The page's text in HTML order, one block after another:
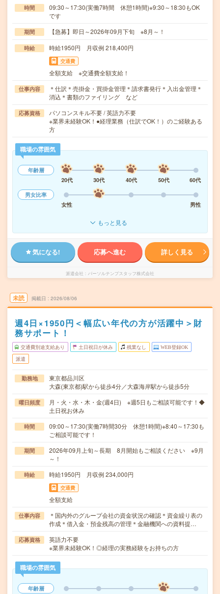
時間
09:30～17:30(実働7時間 休憩1時間)※9:30～18:30もOK
です
期間 【急募】即日～2026年09月下旬 ※8月～！
時給 時給1950円 月収例 218,400円
交通費
全額支給 ※交通費全額支給！
仕事内容
＊仕訳＊売掛金・買掛金管理＊請求書発行＊入出金管理＊
消込＊書類のファイリング など
応募資格
パソコンスキル不要 / 英語力不要
※業界未経験OK！●経理業務（仕訳でOK！）のご経験ある
方
職場の雰囲気
年齢層
20代
30代 40代 50代
60代
男女比率
女性
男性
もっと見る
気になる! 応募へ進む 詳しく見る
派遣会社 パーソルテンプスタッフ株式会社
未読 掲載日 2026/08/06
週4日×1950円＜幅広い年代の方が活躍中＞財
務サポート！
交通費別途支給あり 土日祝日が休み 残業なし WEB登録OK
派遣
勤務地
東京都品川区
大森(東京都)駅から徒歩4分／大森海岸駅から徒歩5分
曜日頻度
月・火・水・木・金(週4日) ※週5日もご相談可能です！◆
土日祝お休み
時間
09:00～17:30(実働7時間30分 休憩1時間)※8:40～17:30も
ご相談可能です！
期間
2026年09月上旬～長期 8月開始もご相談ください ※9月
～！
時給 時給1950円 月収例 234,000円
交通費
全額支給
仕事内容
＊国内外のグループ会社の資金状況の確認＊資金繰り表の
作成＊借入金・預金残高の管理＊金融機関への資料提…
応募資格
英語力不要
※業界未経験OK！◎経理の実務経験をお持ちの方
職場の雰囲気
年齢層